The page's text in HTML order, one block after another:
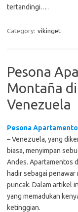
tertandingi.…
Category: vikinget
Pesona
Montaña
Venezuela
Pesona
– Venezuela, yang
biasa, menyimpan
Andes. Apartamentos
hadir sebagai
puncak. Dalam artikel
yang memadukan
ketinggian.